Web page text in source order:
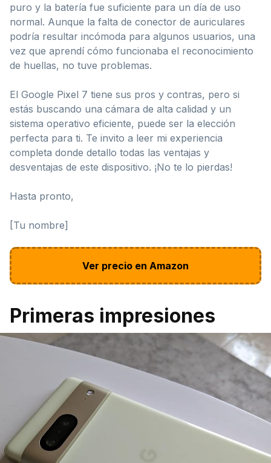
puro y la batería fue suficiente para un día de uso
normal. Aunque la falta de conector de auriculares
podría resultar incómoda para algunos usuarios, una
vez que aprendí cómo funcionaba el reconocimiento
de huellas, no tuve problemas.
El Google Pixel 7 tiene sus pros y contras, pero si
estás buscando una cámara de alta calidad y un
sistema operativo eficiente, puede ser la elección
perfecta para ti. Te invito a leer mi experiencia
completa donde detallo todas las ventajas y
desventajas de este dispositivo. ¡No te lo pierdas!
Hasta pronto,
[Tu nombre]
Ver precio en Amazon
Primeras impresiones